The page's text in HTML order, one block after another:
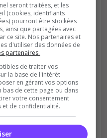
de joueurs
seront traitées, et les
(cookies, identifiants
pourront être stockées
ainsi que partagées avec
ce site. Nos partenaires et
d'utiliser des données de
partenaires.
de traiter vos
la base de l'intérêt
en gérant vos options
bas de cette page ou dans
votre consentement
et de confidentialité.